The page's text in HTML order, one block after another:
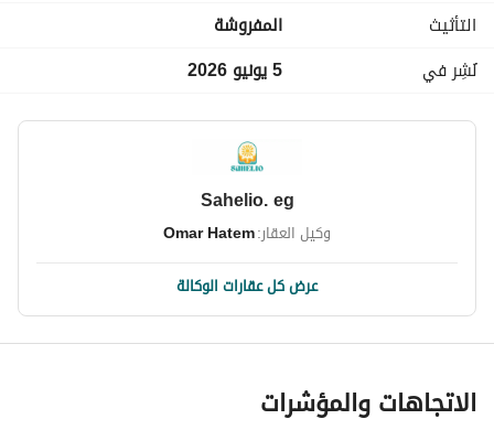
السعر غير شامل رسوم الأبليكيشن
هاسيندا وايت
التأثيث
المفروشة
نُشِر في
5 يونيو 2026
Sahelio. eg
وكيل العقار:Omar Hatem
عرض كل عقارات الوكالة
الاتجاهات والمؤشرات